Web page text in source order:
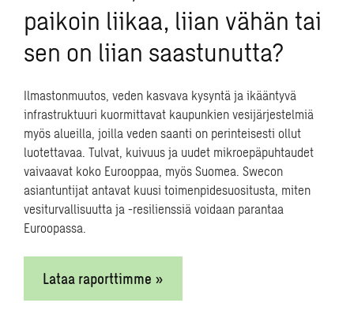
hyödynnämme kokemustamme erilaisten ihmisryhmien
käyttäytymisestä. Määrittelemme ohjelmistoon, mistä ja
mihin simuloitavat liikennevirrat kulkevat sekä miten
Määrittelyssä huomioidaan mahdollisuuksien mukaan
myös henkilövirtojen demografiset ominaisuudet.
Lopuksi simuloinnin tulokset voidaan esittää
visuaalisesti videona.
Digitaaliset ratkaisut
kiinteistöille
paikoin liikaa, liian vähän tai
sen on liian saastunutta?
Ilmastonmuutos, veden kasvava kysyntä ja ikääntyvä
infrastruktuuri kuormittavat kaupunkien vesijärjestelmiä
myös alueilla, joilla veden saanti on perinteisesti ollut
luotettavaa. Tulvat, kuivuus ja uudet mikroepäpuhtaudet
vaivaavat koko Eurooppaa, myös Suomea. Swecon
asiantuntijat antavat kuusi toimenpidesuositusta, miten
vesiturvallisuutta ja -resilienssiä voidaan parantaa
Euroopassa.
Lataa raporttimme »